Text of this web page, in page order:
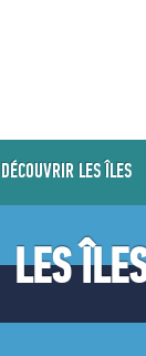
DÉCOUVRIR LES ÎLES
LES